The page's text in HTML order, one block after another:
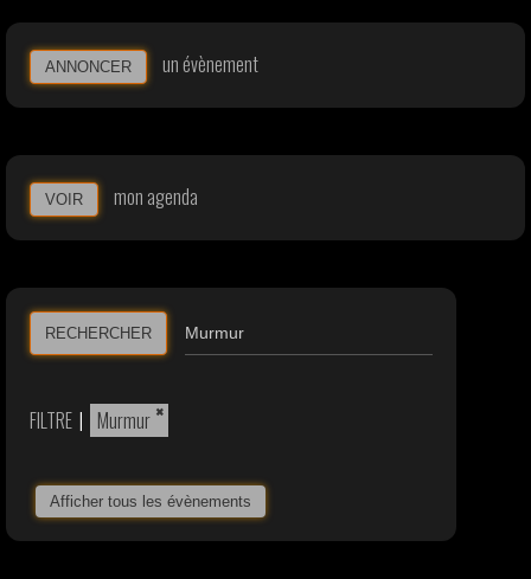
ANNONCER un évènement
VOIR mon agenda
RECHERCHER
FILTRE | ×
Murmur
Afficher tous les évènements